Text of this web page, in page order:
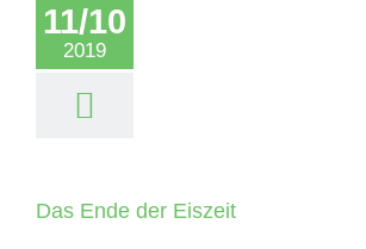
11/10
2019
Das Ende der Eiszeit